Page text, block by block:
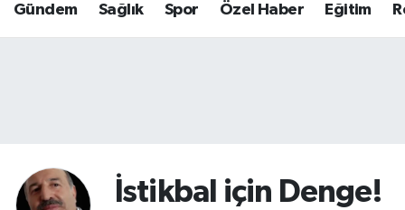
Gündem Sağlık Spor Özel Haber Eğitim
İstikbal için Denge!
ÇEVRE
Gündem
Şanlıurfa Hava Durumu
Tüm Manşetler